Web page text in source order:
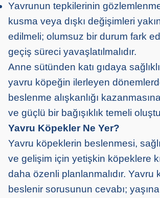
Yavrunun tepkilerinin
kusma veya dışkı değişimleri
edilmeli; olumsuz bir durum fark
geçiş süreci yavaşlatılmalıdır.
Anne sütünden katı gıdaya
yavru köpeğin ilerleyen
beslenme alışkanlığı
ve güçlü bir bağışıklık temeli
Yavru Köpekler Ne Yer?
Yavru köpeklerin beslenmesi,
ve gelişim için yetişkin köpeklere
daha özenli planlanmalıdır. Yavru
beslenir sorusunun cevabı;